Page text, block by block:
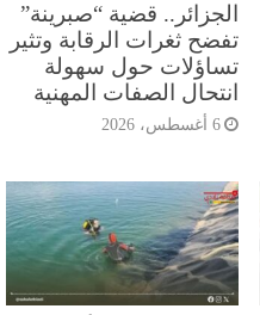
الجزائر.. قضية “صبرينة”
تفضح ثغرات الرقابة وتثير
تساؤلات حول سهولة
انتحال الصفات المهنية
6 أغسطس، 2026